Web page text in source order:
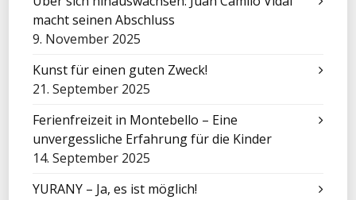
macht seinen Abschluss
9. November 2025
Kunst für einen guten Zweck!
21. September 2025
Ferienfreizeit in Montebello – Eine
unvergessliche Erfahrung für die Kinder
14. September 2025
YURANY – Ja, es ist möglich!